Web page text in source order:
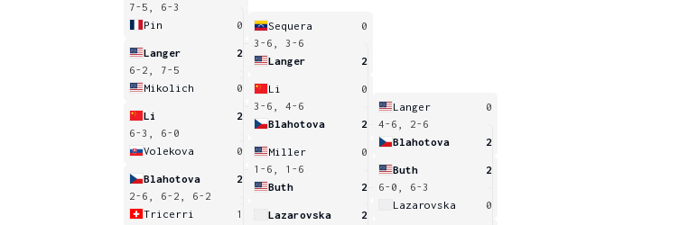
7-5, 6-3
Pin
0
Langer
2
6-2, 7-5
Mikolich
0
Li
2
6-3, 6-0
Volekova
0
Blahotova
2
2-6, 6-2, 6-2
Tricerri
1
Sequera
0
3-6, 3-6
Langer
2
Li
0
3-6, 4-6
Blahotova
2
Miller
0
1-6, 1-6
Buth
2
Lazarovska
2
Langer
0
4-6, 2-6
Blahotova
2
Buth
2
6-0, 6-3
Lazarovska
0